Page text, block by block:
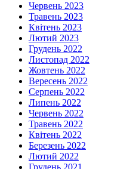
Червень 2023
Травень 2023
Квітень 2023
Лютий 2023
Грудень 2022
Листопад 2022
Жовтень 2022
Вересень 2022
Серпень 2022
Липень 2022
Червень 2022
Травень 2022
Квітень 2022
Березень 2022
Лютий 2022